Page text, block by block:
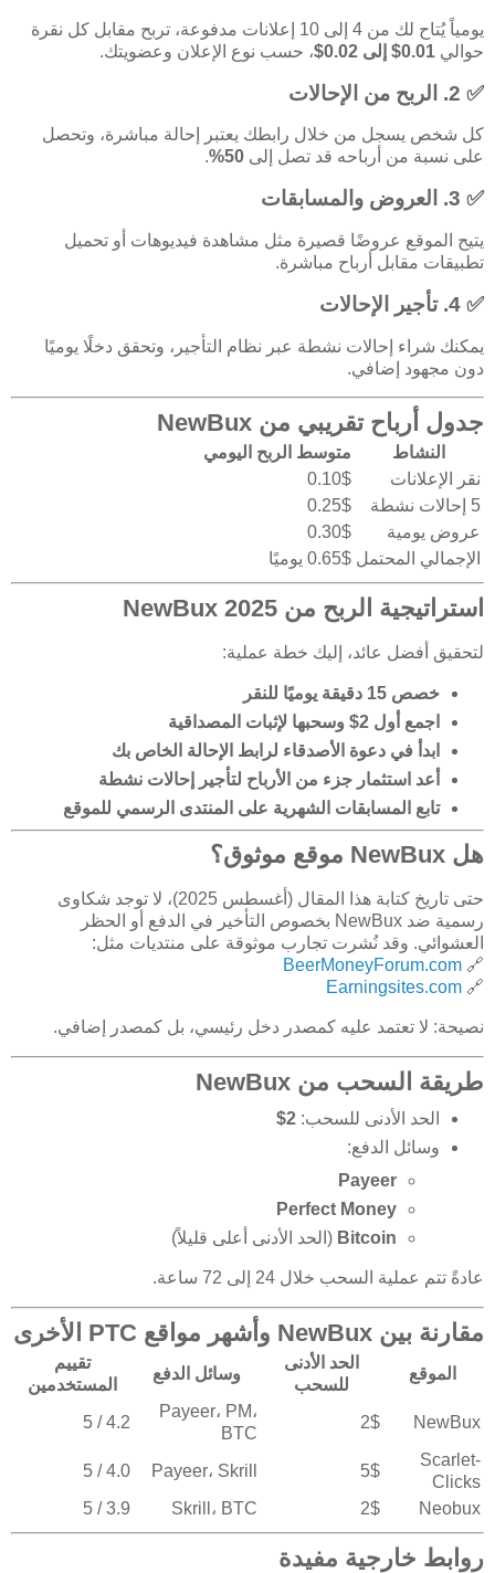
يومياً يُتاح لك من 4 إلى 10 إعلانات مدفوعة، تربح مقابل كل نقرة
حوالي 0.01$ إلى 0.02$ ، حسب نوع الإعلان وعضويتك.
✅ 2. الربح من الإحالات
كل شخص يسجل من خلال رابطك يعتبر إحالة مباشرة، وتحصل
على نسبة من أرباحه قد تصل إلى 50%
.
✅ 3. العروض والمسابقات
يتيح الموقع عروضًا قصيرة مثل مشاهدة فيديوهات أو تحميل
تطبيقات مقابل أرباح مباشرة.
✅ 4. تأجير الإحالات
يمكنك شراء إحالات نشطة عبر نظام التأجير، وتحقق دخلًا يوميًا
دون مجهود إضافي.
جدول أرباح تقريبي من NewBux
النشاط
متوسط الربح اليومي
نقر الإعلانات
0.10$
5 إحالات نشطة
0.25$
عروض يومية
0.30$
الإجمالي المحتمل 0.65$ يوميًا
استراتيجية الربح من NewBux 2025
لتحقيق أفضل عائد، إليك خطة عملية:
خصص 15 دقيقة يوميًا للنقر
اجمع أول 2$ وسحبها لإثبات المصداقية
ابدأ في دعوة الأصدقاء لرابط الإحالة الخاص بك
أعد استثمار جزء من الأرباح لتأجير إحالات نشطة
تابع المسابقات الشهرية على المنتدى الرسمي للموقع
هل NewBux موقع موثوق؟
حتى تاريخ كتابة هذا المقال (أغسطس 2025)، لا توجد شكاوى
رسمية ضد NewBux بخصوص التأخير في الدفع أو الحظر
العشوائي. وقد نُشرت تجارب موثوقة على منتديات مثل:
🔗
BeerMoneyForum.com
🔗
Earningsites.com
نصيحة: لا تعتمد عليه كمصدر دخل رئيسي، بل كمصدر إضافي.
طريقة السحب من NewBux
الحد الأدنى للسحب: 2$
وسائل الدفع:
Payeer
Perfect Money
Bitcoin (الحد الأدنى أعلى قليلاً)
عادةً تتم عملية السحب خلال 24 إلى 72 ساعة.
مقارنة بين NewBux وأشهر مواقع PTC الأخرى
الموقع
الحد الأدنى
للسحب
وسائل الدفع
تقييم
المستخدمين
NewBux
2$
Payeer، PM،
BTC
4.2 / 5
Scarlet-
Clicks
5$ Payeer، Skrill
4.0 / 5
Neobux
2$ Skrill، BTC 3.9 / 5
روابط خارجية مفيدة